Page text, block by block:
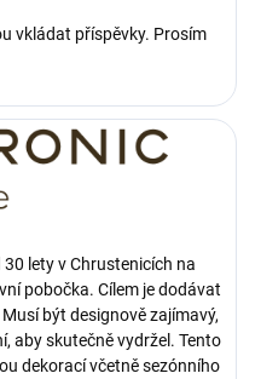
vkládat příspěvky. Prosím
lety v Chrustenicích na
pobočka. Cílem je dodávat
být designově zajímavý,
aby skutečně vydržel. Tento
dekorací včetně sezónního